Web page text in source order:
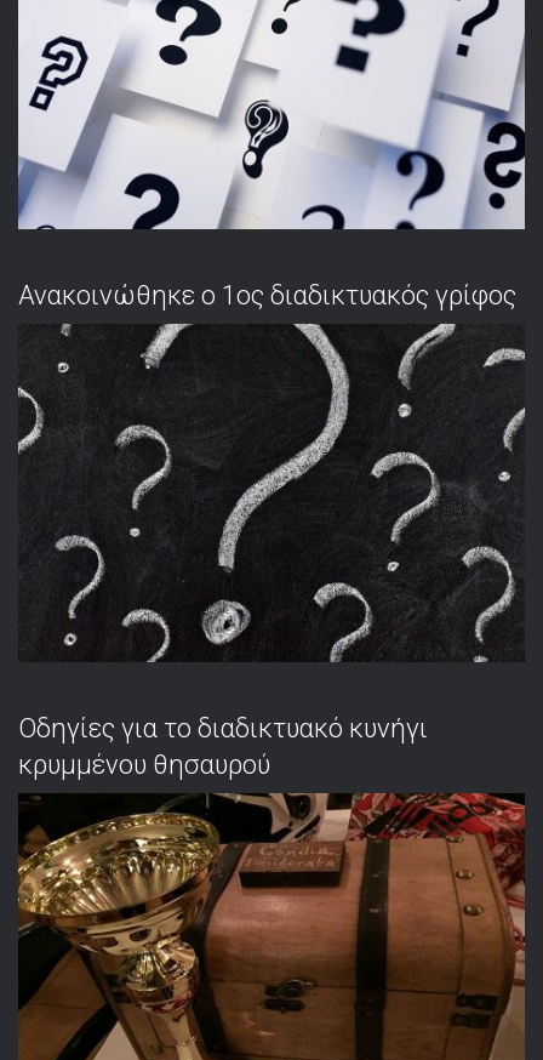
Ανακοινώθηκε ο 1ος διαδικτυακός γρίφος
Οδηγίες για το διαδικτυακό κυνήγι
κρυμμένου θησαυρού